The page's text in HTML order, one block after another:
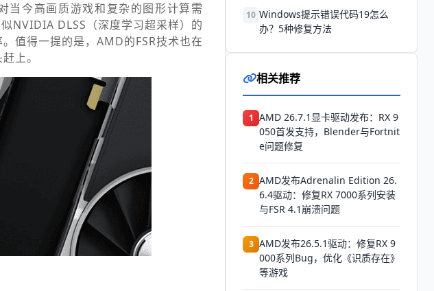
当今高画质游戏和复杂的图形计算需
NVIDIA DLSS（深度学习超采样）的
值得一提的是，AMD的FSR技术也在
上。
10 Windows提示错误代码19怎么
办？5种修复方法
相关推荐
1 AMD 26.7.1显卡驱动发布：RX 9
050首发支持，Blender与Fortnit
e问题修复
2 AMD发布Adrenalin Edition 26.
6.4驱动：修复RX 7000系列安装
与FSR 4.1崩溃问题
3 AMD发布26.5.1驱动：修复RX 9
000系列Bug，优化《识质存在》
等游戏